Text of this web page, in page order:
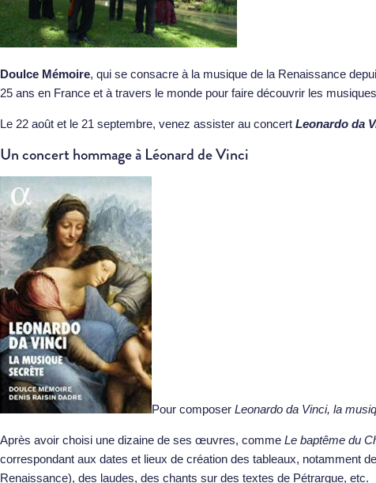
Doulce Mémoire, qui se consacre à la musique de la Renaissance
25 ans en France et à travers le monde pour faire découvrir les
Le 22 août et le 21 septembre, venez assister au concert Leonardo da
Un concert hommage à Léonard de Vinci
Pour composer Leonardo da Vinci, la
Après avoir choisi une dizaine de ses œuvres, comme Le baptême du
correspondant aux dates et lieux de création des tableaux, notamment
Renaissance), des laudes, des chants sur des textes de Pétrarque, etc.